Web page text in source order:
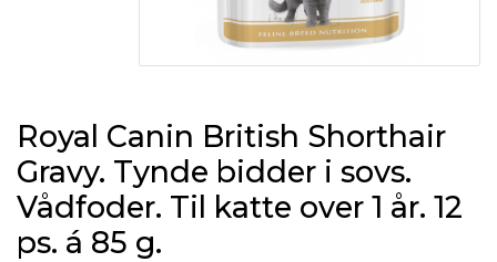
Royal Canin British Shorthair
Gravy. Tynde bidder i sovs.
Vådfoder. Til katte over 1 år. 12
ps. á 85 g.